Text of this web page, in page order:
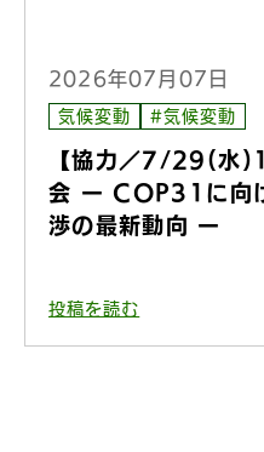
2026年07月07日
気候変動 #気候変動
【協力／7/29(水
会 ー COP31に向
渉の最新動向 ー
投稿を読む